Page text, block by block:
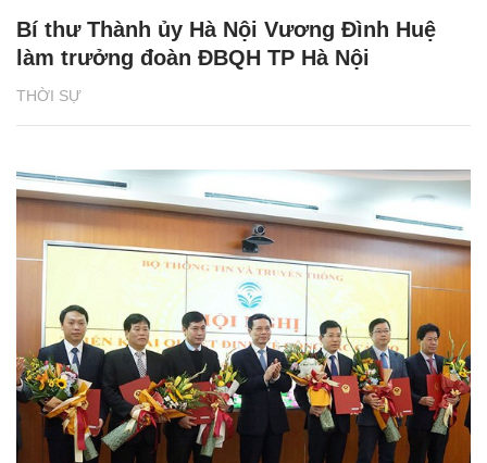
THỜI SỰ
Bí thư Thành ủy Hà Nội Vương Đình Huệ
làm trưởng đoàn ĐBQH TP Hà Nội